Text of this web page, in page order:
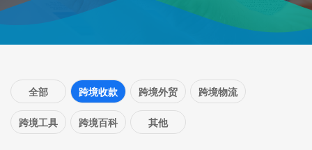
全部 跨境收款 跨境外贸 跨境物流
跨境工具 跨境百科 其他